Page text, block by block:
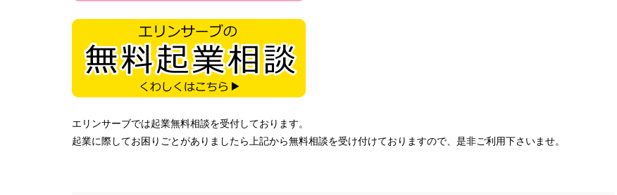
エリンサーブでは起業無料相談を受付しております。
起業に際してお困りごとがありましたら上記から無料相談を受け付けておりますので、是非ご利用下さいませ。